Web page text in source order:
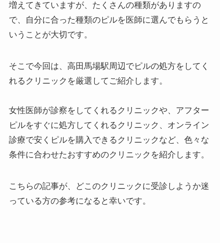
増えてきていますが、たくさんの種類がありますの
で、自分に合った種類のピルを医師に選んでもらうと
いうことが大切です。
そこで今回は、高田馬場駅周辺でピルの処方をしてく
れるクリニックを厳選してご紹介します。
女性医師が診察をしてくれるクリニックや、アフター
ピルをすぐに処方してくれるクリニック、オンライン
診療で安くピルを購入できるクリニックなど、色々な
条件に合わせたおすすめのクリニックを紹介します。
こちらの記事が、どこのクリニックに受診しようか迷
っている方の参考になると幸いです。